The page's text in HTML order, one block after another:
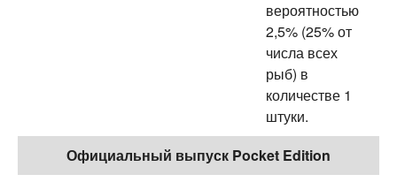
вероятностью
2,5% (25% от
числа всех
рыб) в
количестве 1
штуки.
Официальный выпуск Pocket Edition